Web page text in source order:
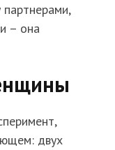
– она
двух